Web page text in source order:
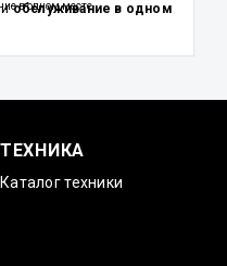
иобслуживание в одном
ТЕХНИКА
Каталог техники